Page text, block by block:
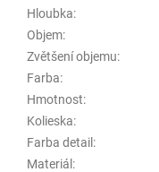
Hloubka:
Objem:
Zvětšení objemu:
Farba:
Hmotnost:
Kolieska:
Farba detail :
Materiál :